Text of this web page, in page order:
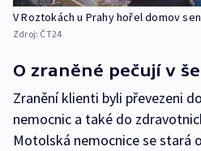
V Roztokách u Prahy hořel domov
Zdroj: ČT24
O zraněné pečují v
Zranění klienti byli převezeni
nemocnic a také do
Motolská nemocnice se stará